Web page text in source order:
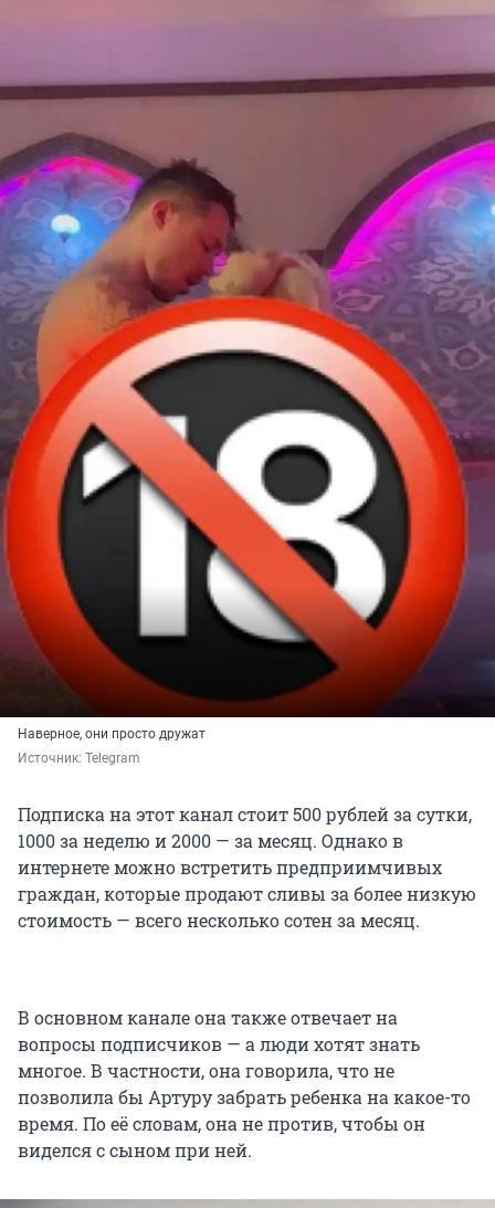
Наверное, они просто дружат
Источник: Telegram
Подписка на этот канал стоит 500 рублей за сутки,
1000 за неделю и 2000 — за месяц. Однако в
интернете можно встретить предприимчивых
граждан, которые продают сливы за более низкую
стоимость — всего несколько сотен за месяц.
В основном канале она также отвечает на
вопросы подписчиков — а люди хотят знать
многое. В частности, она говорила, что не
позволила бы Артуру забрать ребенка на какое-то
время. По её словам, она не против, чтобы он
виделся с сыном при ней.